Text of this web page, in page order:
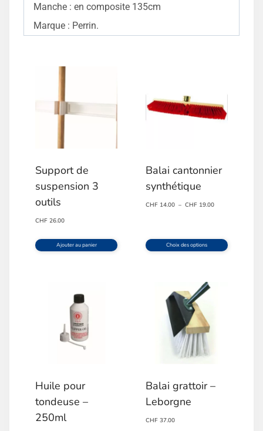
Manche : en composite 135cm
Marque : Perrin.
Support de
suspension 3
outils
CHF 26.00
Ajouter au panier
Balai cantonnier
synthétique
CHF 14.00 – CHF 19.00Plage
CHF 14.00
à
Choix des options
plusieurs
variations.
peuvent
Huile pour
tondeuse –
250ml
Balai grattoir –
Leborgne
CHF 37.00